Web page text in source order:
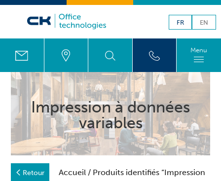
FR EN
Menu
Impression à données
variables
Retour Accueil / Produits identifiés “Impression